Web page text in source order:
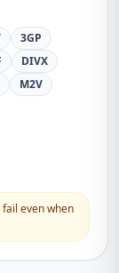
3GP
DIVX
M2V
even when